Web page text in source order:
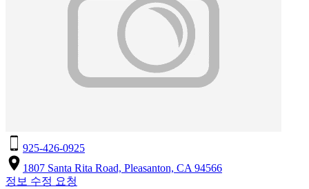
925-426-0925
1807 Santa Rita Road, Pleasanton, CA 94566
정보 수정 요청